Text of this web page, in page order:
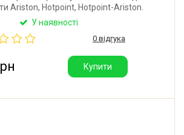
Ariston, Hotpoint, Hotpoint-Ariston.
Виробник: Італія.
У наявності
0 відгука
Купити